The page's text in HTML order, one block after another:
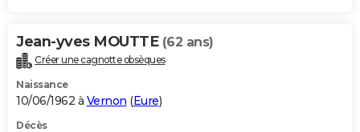
Jean-yves MOUTTE (62 ans)
Créer une cagnotte obsèques
Naissance
10/06/1962 à Vernon (Eure)
Décès